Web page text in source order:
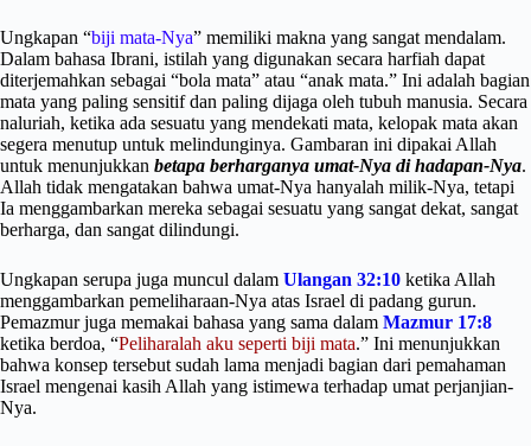
Ungkapan “biji mata-Nya” memiliki makna yang sangat mendalam.
Dalam bahasa Ibrani, istilah yang digunakan secara harfiah dapat
diterjemahkan sebagai “bola mata” atau “anak mata.” Ini adalah bagian
mata yang paling sensitif dan paling dijaga oleh tubuh manusia. Secara
naluriah, ketika ada sesuatu yang mendekati mata, kelopak mata akan
segera menutup untuk melindunginya. Gambaran ini dipakai Allah
untuk menunjukkan betapa berharganya umat-Nya di hadapan-Nya.
Allah tidak mengatakan bahwa umat-Nya hanyalah milik-Nya, tetapi
Ia menggambarkan mereka sebagai sesuatu yang sangat dekat, sangat
berharga, dan sangat dilindungi.
Ungkapan serupa juga muncul dalam Ulangan 32:10 ketika Allah
menggambarkan pemeliharaan-Nya atas Israel di padang gurun.
Pemazmur juga memakai bahasa yang sama dalam Mazmur 17:8
ketika berdoa, “Peliharalah aku seperti biji mata.” Ini menunjukkan
bahwa konsep tersebut sudah lama menjadi bagian dari pemahaman
Israel mengenai kasih Allah yang istimewa terhadap umat perjanjian-
Nya.